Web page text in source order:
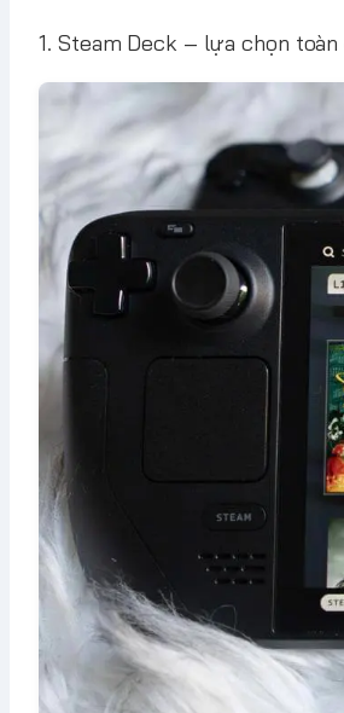
1. Steam Deck – lựa chọn